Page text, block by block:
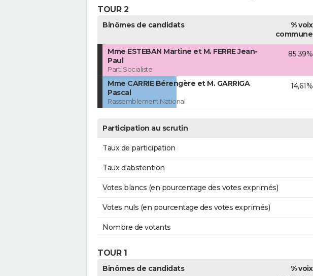
TOUR 2
Binômes de candidats
% voix
commune
Mme ESTEBAN Martine et M. FERRE Jean-
Paul
Parti Socialiste
85,39%
Mme CARRIE Bérengère et M. GARRIGA
Pascal
Rassemblement National
14,61%
Participation au scrutin
Taux de participation
Taux d'abstention
Votes blancs (en pourcentage des votes exprimés)
Votes nuls (en pourcentage des votes exprimés)
Nombre de votants
TOUR 1
Binômes de candidats
% voix